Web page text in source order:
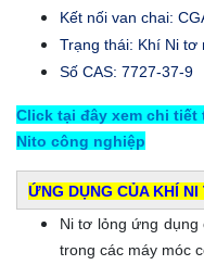
Kết nối van chai:
Trạng thái: Khí Ni tơ
Số CAS: 7727-37-9
Click tại đây xem chi
Nito công nghiệp
ỨNG DỤNG CỦA KHÍ
Ni tơ lỏng ứng dụng
trong các máy móc